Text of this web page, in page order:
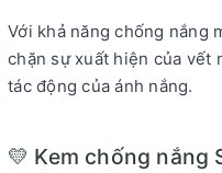
Với khả năng chống nắng
chặn sự xuất hiện của vết
tác động của ánh nắng.
💛 Kem chống